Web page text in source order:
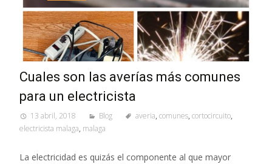
Cuales son las averías más comunes
para un electricista
13 abril, 2018 Blog averia, comunes, cortocircuito,
electricista malaga, malaga
La electricidad es quizás el componente al que mayor